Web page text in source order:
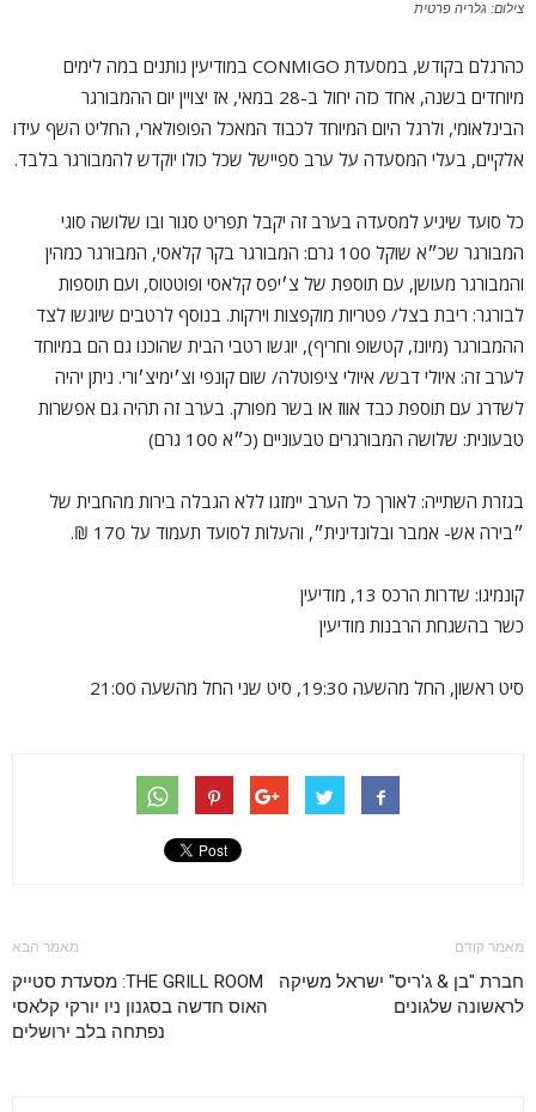
צילום: גלריה פרטית
כהרגלם בקודש, במסעדת CONMIGO במודיעין נותנים במה לימים
מיוחדים בשנה, אחד כזה יחול ב-28 במאי, אז יצויין יום ההמבורגר
הבינלאומי, ולרגל היום המיוחד לכבוד המאכל הפופולארי, החליט השף עידו
אלקיים, בעלי המסעדה על ערב ספיישל שכל כולו יוקדש להמבורגר בלבד.
כל סועד שיגיע למסעדה בערב זה יקבל תפריט סגור ובו שלושה סוגי
המבורגר שכ״א שוקל 100 גרם: המבורגר בקר קלאסי, המבורגר כמהין
והמבורגר מעושן, עם תוספת של צ׳יפס קלאסי ופוטטוס, ועם תוספות
לבורגר: ריבת בצל/ פטריות מוקפצות וירקות. בנוסף לרטבים שיוגשו לצד
ההמבורגר (מיונז, קטשופ וחריף), יוגשו רטבי הבית שהוכנו גם הם במיוחד
לערב זה: איולי דבש/ איולי ציפוטלה/ שום קונפי וצ׳ימיצ׳ורי. ניתן יהיה
לשדרג עם תוספת כבד אווז או בשר מפורק. בערב זה תהיה גם אפשרות
טבעונית: שלושה המבורגרים טבעוניים (כ״א 100 גרם)
בגזרת השתייה: לאורך כל הערב יימזגו ללא הגבלה בירות מהחבית של
״בירה אש- אמבר ובלונדינית״, והעלות לסועד תעמוד על 170 ₪.
קונמיגו: שדרות הרכס 13, מודיעין
כשר בהשגחת הרבנות מודיעין
סיט ראשון, החל מהשעה 19:30, סיט שני החל מהשעה 21:00
מאמר קודם
חברת "בן & ג'ריס" ישראל משיקה
לראשונה שלגונים
מאמר הבא
THE GRILL ROOM: מסעדת סטייק
האוס חדשה בסגנון ניו יורקי קלאסי
נפתחה בלב ירושלים